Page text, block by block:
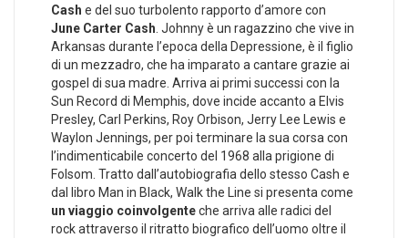
Cash e del suo turbolento rapporto d’amore con
June Carter Cash . Johnny è un ragazzino che vive in
Arkansas durante l’epoca della Depressione, è il figlio
di un mezzadro, che ha imparato a cantare grazie ai
gospel di sua madre. Arriva ai primi successi con la
Sun Record di Memphis, dove incide accanto a Elvis
Presley, Carl Perkins, Roy Orbison, Jerry Lee Lewis e
Waylon Jennings, per poi terminare la sua corsa con
l’indimenticabile concerto del 1968 alla prigione di
Folsom. Tratto dall’autobiografia dello stesso Cash e
dal libro Man in Black, Walk the Line si presenta come
un viaggio coinvolgenteche arriva alle radici del
rock attraverso il ritratto biografico dell’uomo oltre il